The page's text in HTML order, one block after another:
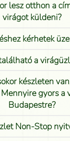
lesz otthon a
virágot küldeni?
kérhetek
a
készleten
gyors a
Budapestre?
Non-Stop